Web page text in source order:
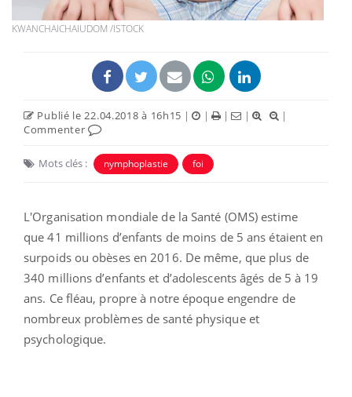
KWANCHAICHAIUDOM /ISTOCK
Publié le 22.04.2018 à 16h15 | | | |
|
Commenter
Mots clés : nymphoplastie foi
L'Organisation mondiale de la Santé (OMS) estime
que41 millions d’enfants de moins de 5 ans étaient en
surpoids ou obèses en 2016. De même, que plus de
340 millions d’enfants et d’adolescents âgés de 5 à 19
ans. Ce fléau, propre à notre époque engendre de
nombreux problèmes de santé physique et
psychologique.